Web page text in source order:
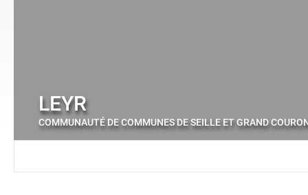
LEYR
COMMUNAUTÉ DE COMMUNES DE SEILLE ET GRAND